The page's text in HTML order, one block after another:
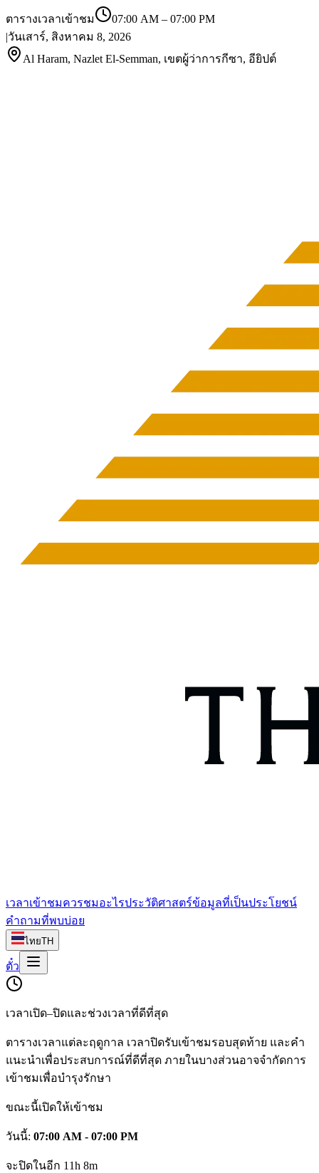
ตารางเวลาเข้าชม 07:00 AM – 07:00 PM
|วันเสาร์, สิงหาคม 8, 2026
Al Haram, Nazlet El-Semman, เขตผู้ว่าการกีซา, อียิปต์
เวลาเข้าชมควรชมอะไรประวัติศาสตร์ข้อมูลที่เป็นประโยชน์
คำถามที่พบบ่อย
ไทยTH
ตั๋ว
เวลาเปิด–ปิดและช่วงเวลาที่ดีที่สุด
ตารางเวลาแต่ละฤดูกาล เวลาปิดรับเข้าชมรอบสุดท้าย และคำ
แนะนำเพื่อประสบการณ์ที่ดีที่สุด ภายในบางส่วนอาจจำกัดการ
เข้าชมเพื่อบำรุงรักษา
ขณะนี้เปิดให้เข้าชม
วันนี้: 07:00 AM - 07:00 PM
จะปิดในอีก 11h 8m